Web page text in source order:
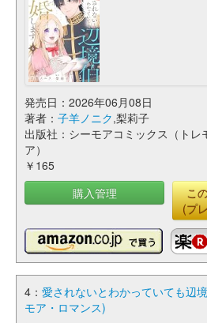
発売日：2026年06月08日
著者： 子羊ノニク,梨莉子
出版社：シーモアコミックス（トレ
ア）
￥165
購入管理
こ
(プ
4： 愛されないとわかっていても辺
モア・ロマンス)